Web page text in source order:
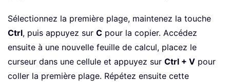
Sélectionnez la première plage, maintenez la touche
Ctrl, puis appuyez sur C pour la copier. Accédez
ensuite à une nouvelle feuille de calcul, placez le
curseur dans une cellule et appuyez sur Ctrl + V pour
coller la première plage. Répétez ensuite cette